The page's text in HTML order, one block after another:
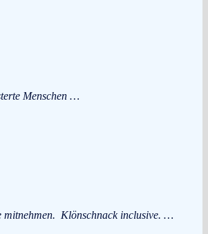
Menschen …
mitnehmen. Klönschnack inclusive. …